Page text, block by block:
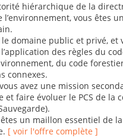
hiérarchique de la
l’environnement, vous êtes
le domaine public et privé, et
des règles du
du code
connexes.
avez une mission
et faire évoluer le PCS de la
un maillon essentiel de
[ voir l'offre complète ]